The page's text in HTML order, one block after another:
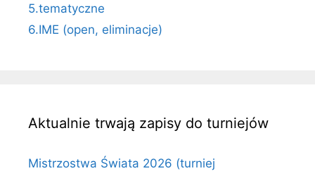
5.tematyczne
6.IME (open, eliminacje)
Aktualnie trwają zapisy do turniejów
Mistrzostwa Świata 2026 (turniej